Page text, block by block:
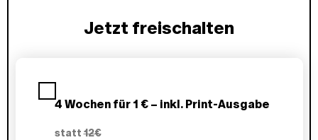
Arbeitskräfte und Pflegearbeit in unserem
Jetzt freischalten
4 Wochen für 1 € – inkl. Print-Ausgabe
statt12€